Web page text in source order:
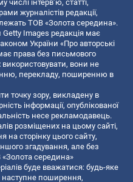
числі інтерв’ю, статті,
журналістів редакції,
ТОВ «Золота середина».
Getty Images редакція має
України «Про авторські
права без письмового
вони не
перекладу, поширенню в
точку зору, викладену в
інформації, опублікованої
несе рекламодавець.
розміщених на цьому сайті,
на сторінку цього сайту,
згадування, але без
середина»
буде вважатися: будь-яке
поширення,